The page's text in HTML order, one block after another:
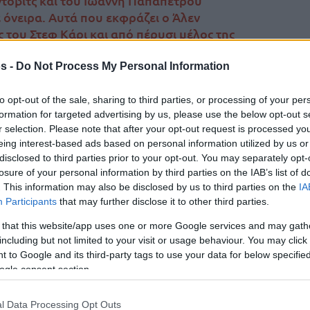
- Do Not Process My Personal Information
opt-out of the sale, sharing to third parties, or processing of your
for targeted advertising by us, please use the below opt-out
selection. Please note that after your opt-out request is processed
interest-based ads based on personal information utilized by us
to third parties prior to your opt-out. You may separately
of your personal information by third parties on the IAB’s list of
This information may also be disclosed by us to third parties on the
Participants that may further disclose it to other third parties.
that this website/app uses one or more Google services and may
but not limited to your visit or usage behaviour. You may
to Google and its third-party tags to use your data for below
consent section.
Data Processing Opt Outs
Αυτά που εκφράζει ο Άλεν
Στεφ Κάρι και από πέρυσι μέλος της
info@eurohoops.net
Καθόλου… ταπεινός δεν εμφανίζεται
ο 22χρονος Σέρβος σέντερ, Άλεν
Σμάιλαγκιτς, που ουσιαστικά ξεκίνησε
την επαγγελματική του καριέρα στους
Ουόριορς
από τους Πέλικανς ).
Το λέει ξεκάθαρα στη συνέντευξη που
και είμαστε σίγουροι πως τα λόγια του δεν
Ζέλικο Ομπράντοβιτς: